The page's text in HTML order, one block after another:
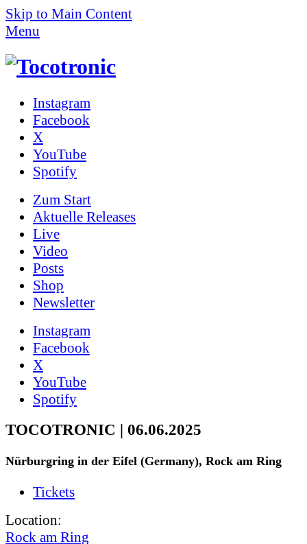
Skip to Main Content
Menu
Instagram
Facebook
X
YouTube
Spotify
Zum Start
Aktuelle Releases
Live
Video
Posts
Shop
News­letter
Instagram
Facebook
X
YouTube
Spotify
TOCOTRONIC | 06.06.2025
Nürburgring in der Eifel (Germany), Rock am Ring
Tickets
Location:
Rock am Ring